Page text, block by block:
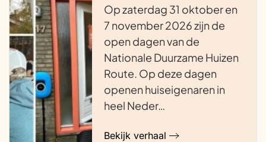
Op zaterdag 31 oktober en
7 november 2026 zijn de
open dagen van de
Nationale Duurzame Huizen
Route. Op deze dagen
openen huiseigenaren in
heel Neder…
Bekijk verhaal